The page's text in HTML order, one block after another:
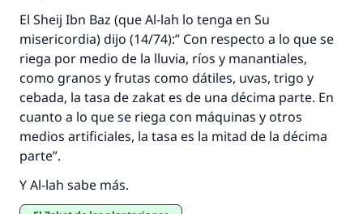
El Sheij Ibn Baz (que Al-lah lo tenga en Su
misericordia) dijo (14/74):” Con respecto a lo que se
riega por medio de la lluvia, ríos y manantiales,
como granos y frutas como dátiles, uvas, trigo y
cebada, la tasa dezakat es de una décima parte. En
cuanto a lo que se riega con máquinas y otros
medios artificiales, la tasa es la mitad de la décima
parte”.
Y Al-lah sabe más.